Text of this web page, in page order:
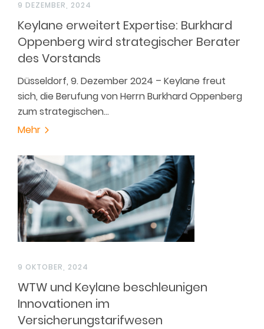
9 DEZEMBER, 2024
Keylane erweitert Expertise: Burkhard
Oppenberg wird strategischer Berater
des Vorstands
Düsseldorf, 9. Dezember 2024 – Keylane freut
sich, die Berufung von Herrn Burkhard Oppenberg
zum strategischen…
Mehr
9 OKTOBER, 2024
WTW und Keylane beschleunigen
Innovationen im
Versicherungstarifwesen